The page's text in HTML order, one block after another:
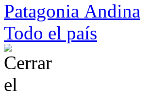
Patagonia Andina
Todo el país